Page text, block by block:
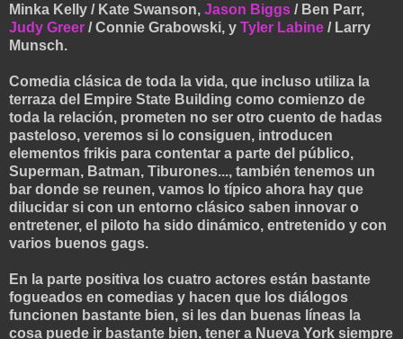
Minka Kelly / Kate Swanson, Jason Biggs / Ben Parr,
Judy Greer / Connie Grabowski, y Tyler Labine / Larry
Munsch.
Comedia clásica de toda la vida, que incluso utiliza la
terraza del Empire State Building como comienzo de
toda la relación, prometen no ser otro cuento de hadas
pasteloso, veremos si lo consiguen, introducen
elementos frikis para contentar a parte del público,
Superman, Batman, Tiburones..., también tenemos un
bar donde se reunen, vamos lo típico ahora hay que
dilucidar si con un entorno clásico saben innovar o
entretener, el piloto ha sido dinámico, entretenido y con
varios buenos gags.
En la parte positiva los cuatro actores están bastante
fogueados en comedias y hacen que los diálogos
funcionen bastante bien, si les dan buenas líneas la
cosa puede ir bastante bien, tener a Nueva York siempre